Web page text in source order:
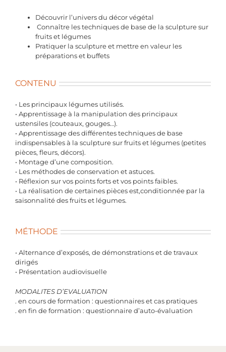
Découvrir l’univers du décor végétal
Connaître les techniques de base de la sculpture sur
fruits et légumes
Pratiquer la sculpture et mettre en valeur les
préparations et buffets
CONTENU
• Les principaux légumes utilisés.
• Apprentissage à la manipulation des principaux
ustensiles (couteaux, gouges…).
• Apprentissage des différentes techniques de base
indispensables à la sculpture sur fruits et légumes (petites
pièces, fleurs, décors).
• Montage d’une composition.
• Les méthodes de conservation et astuces.
• Réflexion sur vos points forts et vos points faibles.
• La réalisation de certaines pièces est,conditionnée par la
saisonnalité des fruits et légumes.
MÉTHODE
• Alternance d’exposés, de démonstrations et de travaux
dirigés
• Présentation audiovisuelle
MODALITES D’EVALUATION
. en cours de formation : questionnaires et cas pratiques
. en fin de formation : questionnaire d’auto-évaluation